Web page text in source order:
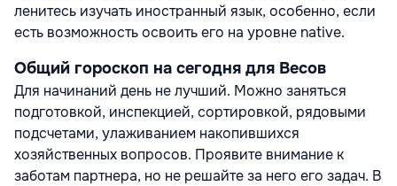
ленитесь изучать иностранный язык, особенно, если
есть возможность освоить его на уровне native.
Общий гороскоп на сегодня для Весов
Для начинаний день не лучший. Можно заняться
подготовкой, инспекцией, сортировкой, рядовыми
подсчетами, улаживанием накопившихся
хозяйственных вопросов. Проявите внимание к
заботам партнера, но не решайте за него его задач. В